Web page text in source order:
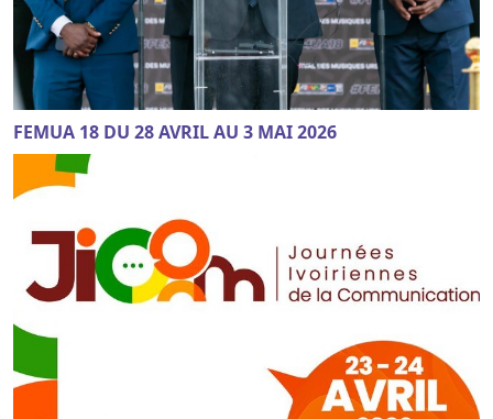
FEMUA 18 DU 28 AVRIL AU 3 MAI 2026